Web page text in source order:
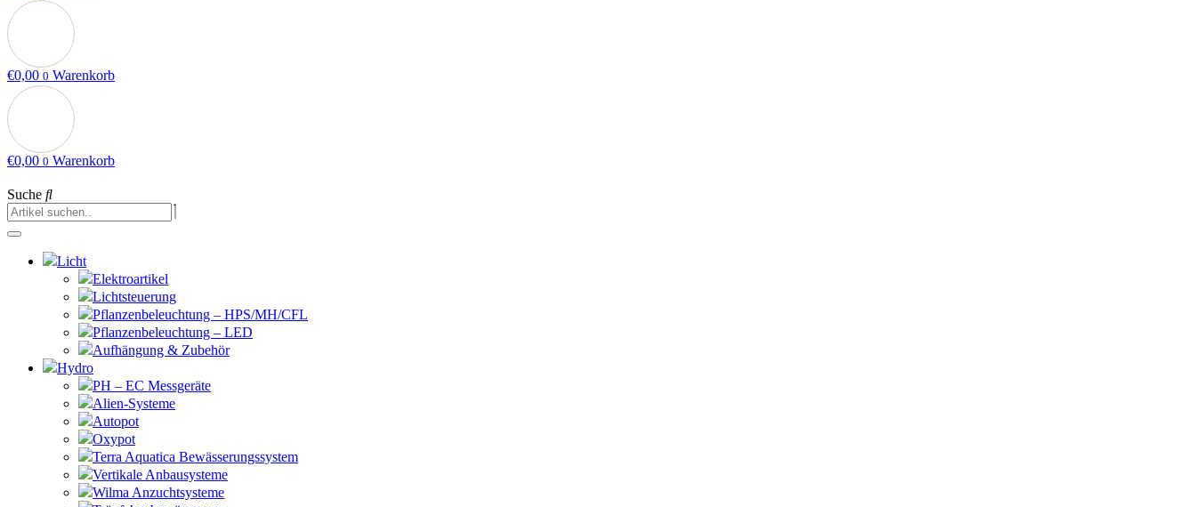
€0,00 0 Warenkorb
€0,00 0 Warenkorb
Suche
Licht
Elektroartikel
Lichtsteuerung
Pflanzenbeleuchtung – HPS/MH/CFL
Pflanzenbeleuchtung – LED
Aufhängung & Zubehör
Hydro
PH – EC Messgeräte
Alien-Systeme
Autopot
Oxypot
Terra Aquatica Bewässerungssystem
Vertikale Anbausysteme
Wilma Anzuchtsysteme